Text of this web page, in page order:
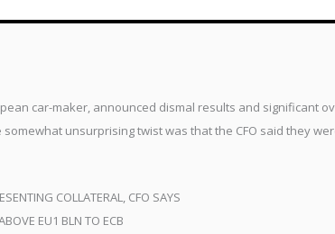
car-maker, announced dismal results and significant
somewhat unsurprising twist was that the CFO said they
COLLATERAL, CFO SAYS
EU1 BLN TO ECB